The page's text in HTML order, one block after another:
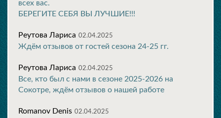
всех вас.
БЕРЕГИТЕ СЕБЯ ВЫ ЛУЧШИЕ!!!
Реутова Лариса 02.04.2025
Ждём отзывов от гостей сезона 24-25 гг.
Реутова Лариса 02.04.2025
Все, кто был с нами в сезоне 2025-2026 на
Сокотре, ждём отзывов о нашей работе
Romanov Denis 02.04.2025